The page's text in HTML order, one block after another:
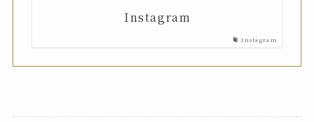
Instagram
Instagram